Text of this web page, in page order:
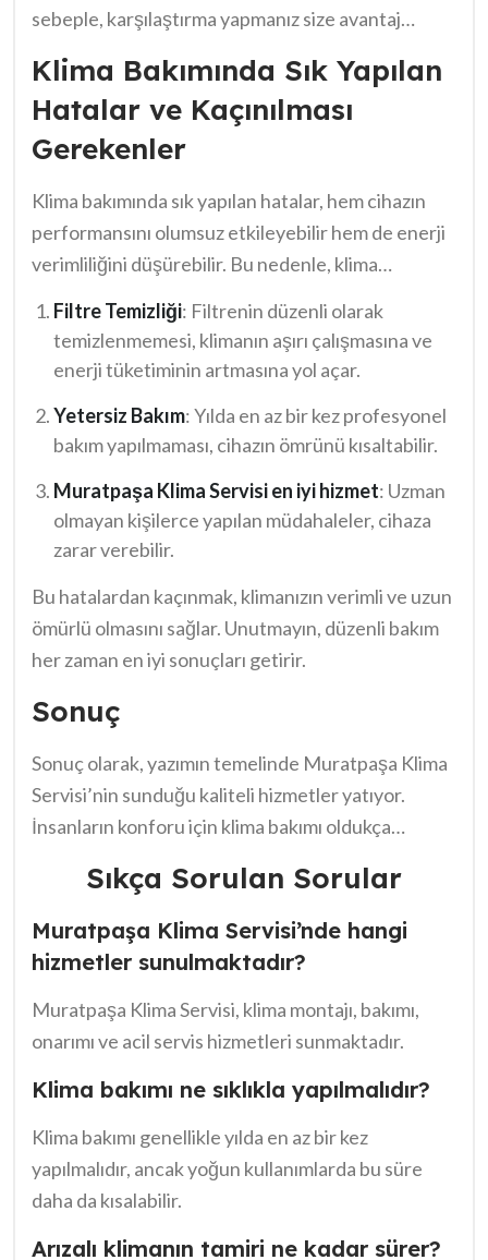
sebeple, karşılaştırma yapmanız size avantaj
gözden kaçırmayın.
Klima Bakımında Sık Yapılan
Hatalar ve Kaçınılması
Gerekenler
Klima bakımında sık yapılan hatalar, hem cihazın
performansını olumsuz etkileyebilir hem de enerji
verimliliğini düşürebilir. Bu nedenle, klima
noktalar bulunmaktadır. İşte bu noktalar:
Filtre Temizliği: Filtrenin düzenli olarak
temizlenmemesi, klimanın aşırı çalışmasına ve
enerji tüketiminin artmasına yol açar.
Yetersiz Bakım: Yılda en az bir kez profesyonel
bakım yapılmaması, cihazın ömrünü kısaltabilir.
Muratpaşa Klima Servisi en iyi hizmet: Uzman
olmayan kişilerce yapılan müdahaleler, cihaza
zarar verebilir.
Bu hatalardan kaçınmak, klimanızın verimli ve uzun
ömürlü olmasını sağlar. Unutmayın, düzenli bakım
her zaman en iyi sonuçları getirir.
Sonuç
Sonuç olarak, yazımın temelinde Muratpaşa Klima
Servisi’nin sunduğu kaliteli hizmetler yatıyor.
İnsanların konforu için klima bakımı oldukça
zamanında yapılması gereklidir. Ancak, bu hizmetin
kalitesi de düşündüğümüzde, Muratpaşa Klima
Servisi en iyi hizmet sunarak kullanıcıların
yararlanırken dikkat edilmesi gereken noktalara
özen göstermek gerekiyor. Ayrıca, her zaman
profesyonel bir ekipten destek almak, sorunların
sağlıklı bir yaşam alanı için doğru klima servisini
seçmek büyük bir öneme sahip.
Sıkça Sorulan Sorular
Muratpaşa Klima Servisi’nde hangi
hizmetler sunulmaktadır?
Muratpaşa Klima Servisi, klima montajı, bakımı,
onarımı ve acil servis hizmetleri sunmaktadır.
Klima bakımı ne sıklıkla yapılmalıdır?
Klima bakımı genellikle yılda en az bir kez
yapılmalıdır, ancak yoğun kullanımlarda bu süre
daha da kısalabilir.
Arızalı klimanın tamiri ne kadar sürer?